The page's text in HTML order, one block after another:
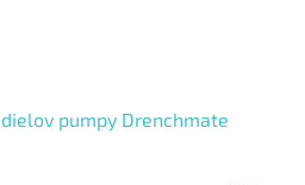
pumpy Drenchmate